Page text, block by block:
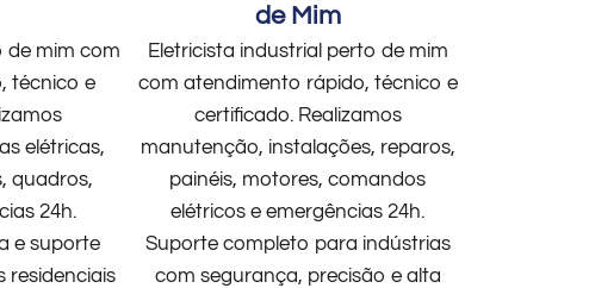
de mim com
técnico e
elétricas,
quadros,
24h.
e suporte
residenciais
de Mim
Eletricista industrial perto de mim
com atendimento rápido, técnico e
certificado. Realizamos
manutenção, instalações, reparos,
painéis, motores, comandos
elétricos e emergências 24h.
Suporte completo para indústrias
com segurança, precisão e alta